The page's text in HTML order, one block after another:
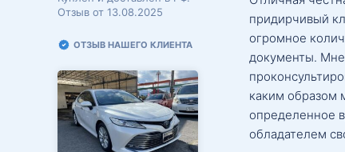
Отзыв от 13.08.2025
ОТЗЫВ НАШЕГО КЛИЕНТА
придирчивый
огромное
документы.
каким образом
определенное
обладателем